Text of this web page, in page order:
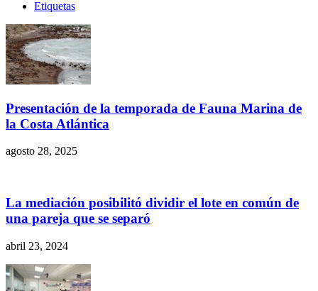
Etiquetas
Presentación de la temporada de Fauna Marina de
la Costa Atlántica
agosto 28, 2025
La mediación posibilitó dividir el lote en común de
una pareja que se separó
abril 23, 2024